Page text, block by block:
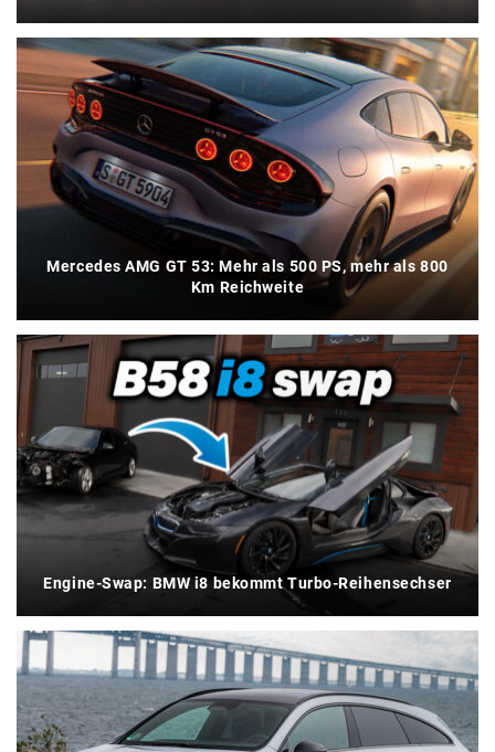
Mercedes AMG GT 53: Mehr als 500 PS, mehr als 800
Km Reichweite
Engine-Swap: BMW i8 bekommt Turbo-Reihensechser